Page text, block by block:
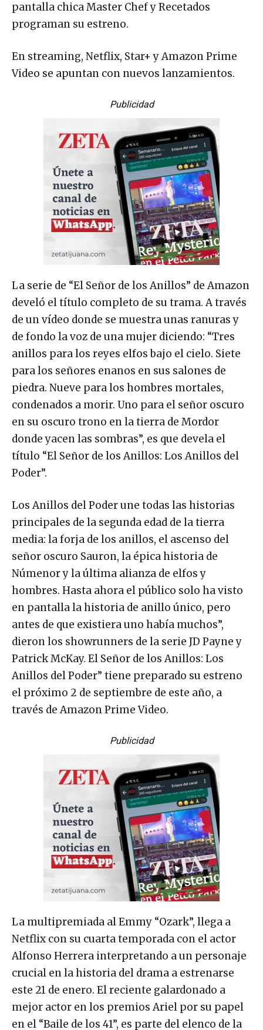
pantalla chica Master Chef y Recetados
programan su estreno.
En streaming, Netflix, Star+ y Amazon Prime
Video se apuntan con nuevos lanzamientos.
Publicidad
La serie de “El Señor de los Anillos” de Amazon
develó el título completo de su trama. A través
de un vídeo donde se muestra unas ranuras y
de fondo la voz de una mujer diciendo: “Tres
anillos para los reyes elfos bajo el cielo. Siete
para los señores enanos en sus salones de
piedra. Nueve para los hombres mortales,
condenados a morir. Uno para el señor oscuro
en su oscuro trono en la tierra de Mordor
donde yacen las sombras”, es que devela el
título “El Señor de los Anillos: Los Anillos del
Poder”.
Los Anillos del Poder une todas las historias
principales de la segunda edad de la tierra
media: la forja de los anillos, el ascenso del
señor oscuro Sauron, la épica historia de
Númenor y la última alianza de elfos y
hombres. Hasta ahora el público solo ha visto
en pantalla la historia de anillo único, pero
antes de que existiera uno había muchos”,
dieron los showrunners de la serie JD Payne y
Patrick McKay. El Señor de los Anillos: Los
Anillos del Poder” tiene preparado su estreno
el próximo 2 de septiembre de este año, a
través de Amazon Prime Video.
Publicidad
La multipremiada al Emmy “Ozark”, llega a
Netflix con su cuarta temporada con el actor
Alfonso Herrera interpretando a un personaje
crucial en la historia del drama a estrenarse
este 21 de enero. El reciente galardonado a
mejor actor en los premios Ariel por su papel
en el “Baile de los 41”, es parte del elenco de la